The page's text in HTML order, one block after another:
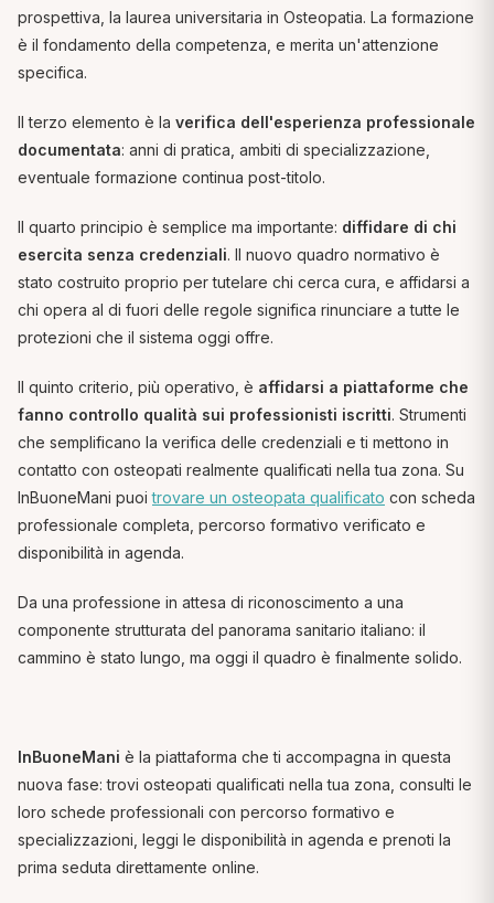
prospettiva, la laurea universitaria in Osteopatia. La formazione
è il fondamento della competenza, e merita un'attenzione
specifica.
Il terzo elemento è la verifica dell'esperienza professionale
documentata: anni di pratica, ambiti di specializzazione,
eventuale formazione continua post-titolo.
Il quarto principio è semplice ma importante: diffidare di chi
esercita senza credenziali. Il nuovo quadro normativo è
stato costruito proprio per tutelare chi cerca cura, e affidarsi a
chi opera al di fuori delle regole significa rinunciare a tutte le
protezioni che il sistema oggi offre.
Il quinto criterio, più operativo, è affidarsi a piattaforme che
fanno controllo qualità sui professionisti iscritti. Strumenti
che semplificano la verifica delle credenziali e ti mettono in
contatto con osteopati realmente qualificati nella tua zona. Su
InBuoneMani puoitrovare un osteopata qualificato con scheda
professionale completa, percorso formativo verificato e
disponibilità in agenda.
Da una professione in attesa di riconoscimento a una
componente strutturata del panorama sanitario italiano: il
cammino è stato lungo, ma oggi il quadro è finalmente solido.
InBuoneMani è la piattaforma che ti accompagna in questa
nuova fase: trovi osteopati qualificati nella tua zona, consulti le
loro schede professionali con percorso formativo e
specializzazioni, leggi le disponibilità in agenda e prenoti la
prima seduta direttamente online.